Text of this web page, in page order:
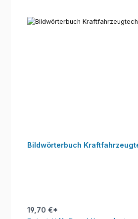
Bildwörterbuch
19,70 €*